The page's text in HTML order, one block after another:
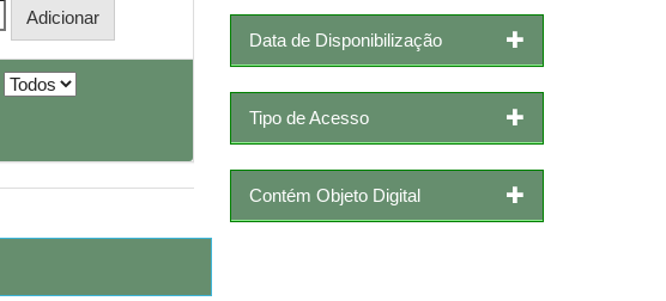
Data de Disponibilização
Tipo de Acesso
Contém Objeto Digital